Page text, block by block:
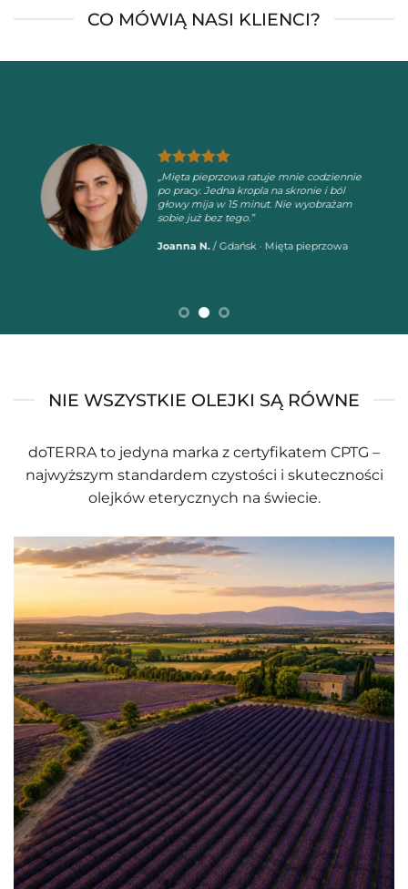
CO MÓWIĄ NASI KLIENCI?
„Po 2 tygodniach stosowania Balance
przed snem zauważyłam ogromną
różnicę. Przestałam się budzić w nocy z
myślami kręcącymi się w kółko.”
Marta K. / Kraków · Balance
NIE WSZYSTKIE OLEJKI SĄ RÓWNE
doTERRA to jedyna marka z certyfikatem CPTG –
najwyższym standardem czystości i skuteczności
olejków eterycznych na świecie.